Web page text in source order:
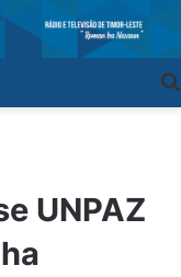
UNPAZ